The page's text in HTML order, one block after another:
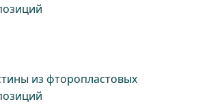
из фторопластовых